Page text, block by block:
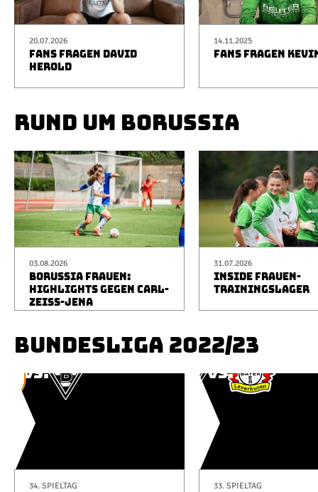
20.07.2026
FANS FRAGEN DAVID
HEROLD
14.11.2025
FANS FRAGEN
RUND UM BORUSSIA
03.08.2026
BORUSSIA FRAUEN:
HIGHLIGHTS GEGEN CARL-
ZEISS-JENA
31.07.2026
INSIDE FRAUEN-
TRAININGSLAGER
BUNDESLIGA 2022/23
34. SPIELTAG 33. SPIELTAG